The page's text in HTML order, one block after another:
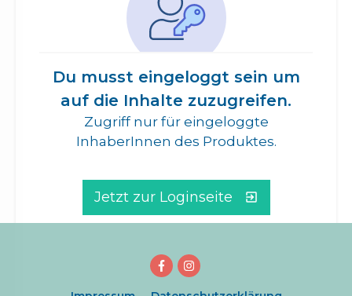
Du musst eingeloggt sein um
auf die Inhalte zuzugreifen.
Zugriff nur für eingeloggte
InhaberInnen des Produktes.
Jetzt zur Loginseite